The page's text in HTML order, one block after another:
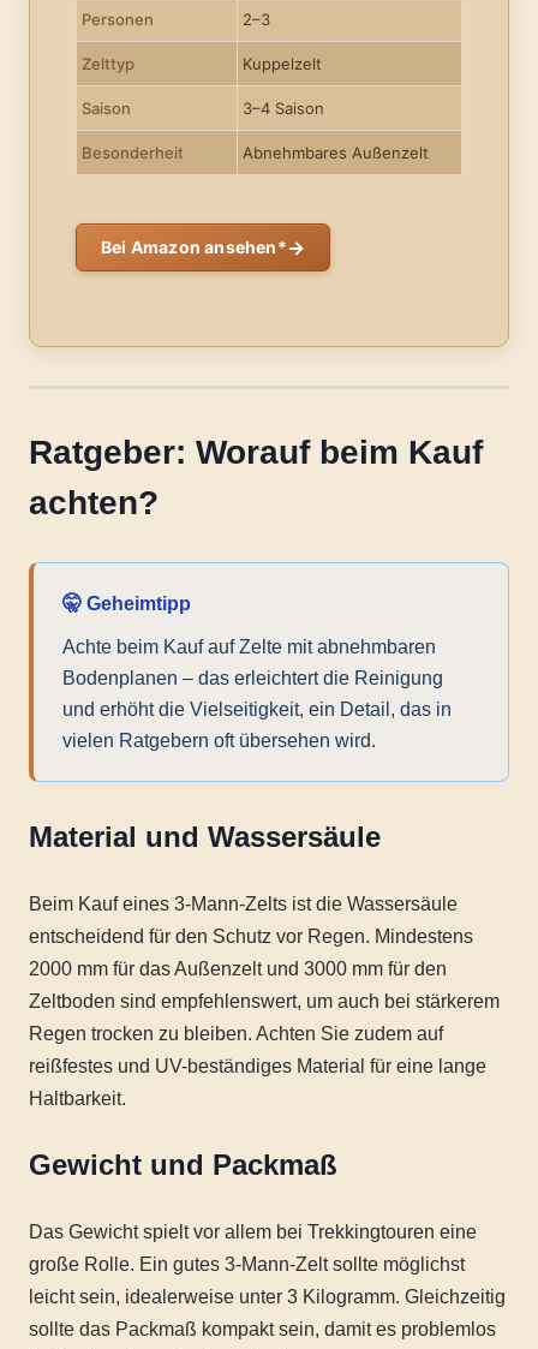
Personen 2–3
Zelttyp Kuppelzelt
Saison 3–4 Saison
Besonderheit Abnehmbares Außenzelt
Bei Amazon ansehen*→
Ratgeber: Worauf beim Kauf
achten?
🤫 Geheimtipp
Achte beim Kauf auf Zelte mit abnehmbaren
Bodenplanen – das erleichtert die Reinigung
und erhöht die Vielseitigkeit, ein Detail, das in
vielen Ratgebern oft übersehen wird.
Material und Wassersäule
Beim Kauf eines 3-Mann-Zelts ist die Wassersäule
entscheidend für den Schutz vor Regen. Mindestens
2000 mm für das Außenzelt und 3000 mm für den
Zeltboden sind empfehlenswert, um auch bei stärkerem
Regen trocken zu bleiben. Achten Sie zudem auf
reißfestes und UV-beständiges Material für eine lange
Haltbarkeit.
Gewicht und Packmaß
Das Gewicht spielt vor allem bei Trekkingtouren eine
große Rolle. Ein gutes 3-Mann-Zelt sollte möglichst
leicht sein, idealerweise unter 3 Kilogramm. Gleichzeitig
sollte das Packmaß kompakt sein, damit es problemlos